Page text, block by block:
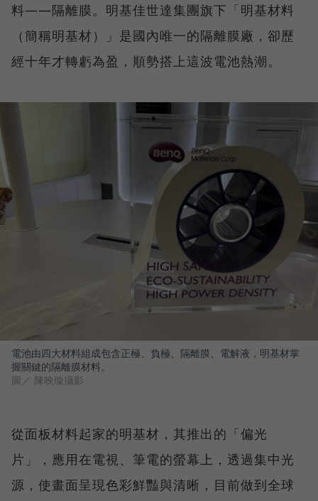
料——隔離膜。明基佳世達集團旗下「明基材料
（簡稱明基材）」是國內唯一的隔離膜廠，卻歷
經十年才轉虧為盈，順勢搭上這波電池熱潮。
電池由四大材料組成包含正極、負極、隔離膜、電解液，明基材掌
握關鍵的隔離膜材料。
圖／ 陳映璇攝影
從面板材料起家的明基材，其推出的「偏光
片」，應用在電視、筆電的螢幕上，透過集中光
源，使畫面呈現色彩鮮豔與清晰，目前做到全球